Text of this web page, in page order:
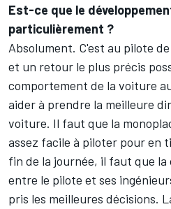
Est-ce que le
particulièrement ?
Absolument. C'est au pilote
et un retour le plus précis
comportement de la voiture
aider à prendre la meilleure
voiture. Il faut que la
assez facile à piloter pour en
fin de la journée, il faut que
entre le pilote et ses
pris les meilleures décisions.